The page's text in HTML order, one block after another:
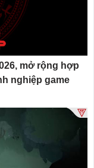
mở rộng hợp
nghiệp game